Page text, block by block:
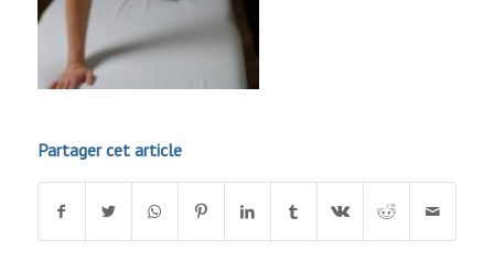
Partager cet article